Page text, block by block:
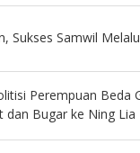
Sukses Samwil
Perempuan Beda
dan Bugar ke Ning Lia